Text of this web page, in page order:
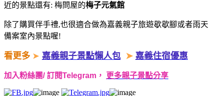
近的景點還有: 梅問屋的梅子元氣館
除了購買伴手禮,也很適合做為嘉義親子旅遊歇歇腳或者雨天
備案室內景點喔!
看更多 ➤ 嘉義親子景點懶人包 ➤ 嘉義住宿優惠
加入粉絲團/ 訂閱Telegram， 更多親子景點分享